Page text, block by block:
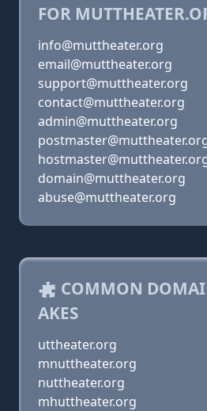
FOR
info@muttheater.org
email@muttheater.org
support@muttheater.org
contact@muttheater.org
admin@muttheater.org
domain@muttheater.org
abuse@muttheater.org
COMMON
AKES
uttheater.org
mnuttheater.org
nuttheater.org
mhuttheater.org